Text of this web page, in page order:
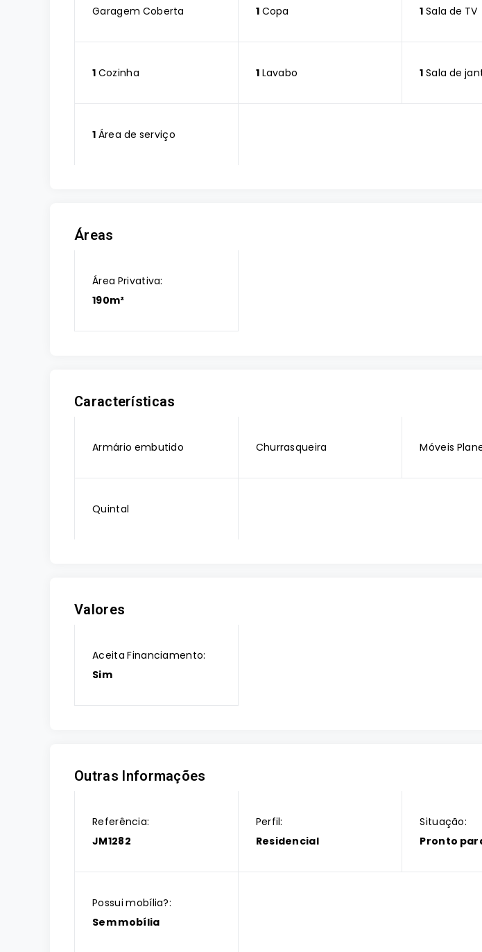
Garagem Coberta 1Copa 1 Sala de TV
1 Cozinha 1Lavabo 1 Sala de
1 Área de serviço
Áreas
Área Privativa:
190m²
Características
Armário embutido Churrasqueira Móveis
Quintal
Valores
Aceita Financiamento:
Sim
Outras Informações
Referência:
JM1282
Perfil:
Residencial
Situação:
Pronto
Possui mobília?:
Sem mobília